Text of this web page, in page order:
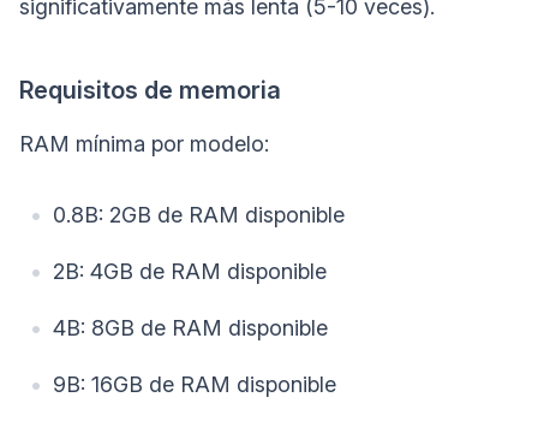
significativamente más lenta (5-10 veces).
Requisitos de memoria
RAM mínima por modelo:
0.8B: 2GB de RAM disponible
2B: 4GB de RAM disponible
4B: 8GB de RAM disponible
9B: 16GB de RAM disponible